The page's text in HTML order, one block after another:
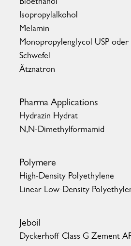
Bioethanol
Isopropylalkohol
Melamin
Monopropylenglycol USP oder
Schwefel
Ätznatron
Pharma Applications
Hydrazin Hydrat
N,N-Dimethylformamid
Polymere
High-Density Polyethylene
Linear Low-Density
Jeboil
Dyckerhoff Class G Zement